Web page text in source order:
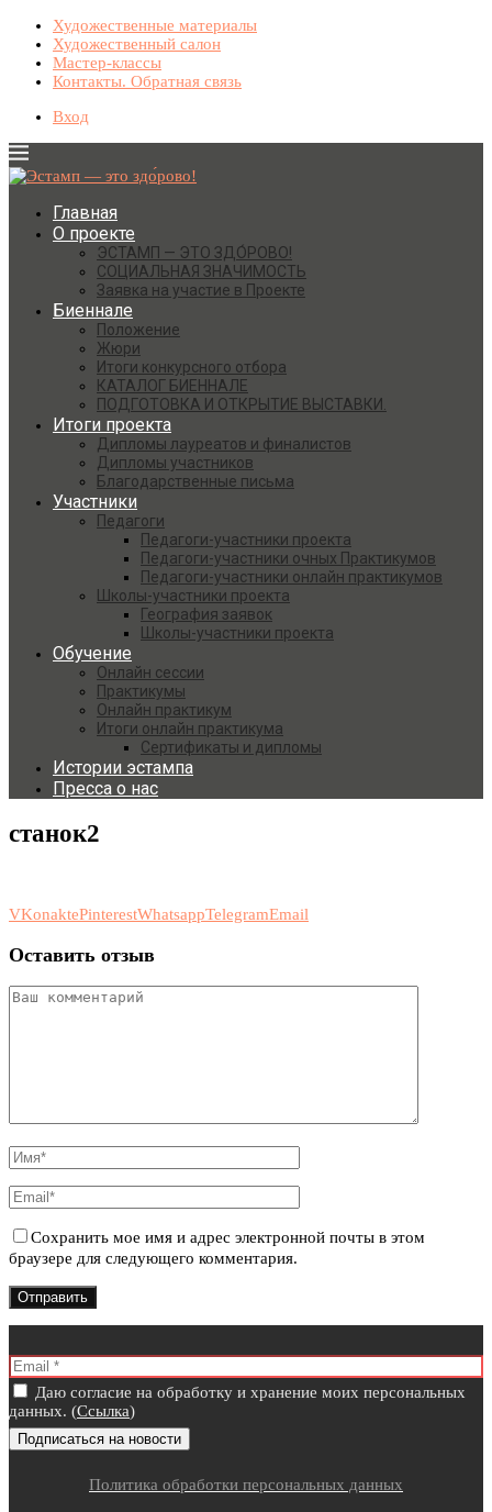
Художественные материалы
Художественный салон
Мастер-классы
Контакты. Обратная связь
Вход
Главная
О проекте
ЭСТАМП — ЭТО ЗДО́РОВО!
СОЦИАЛЬНАЯ ЗНАЧИМОСТЬ
Заявка на участие в Проекте
Биеннале
Положение
Жюри
Итоги конкурсного отбора
КАТАЛОГ БИЕННАЛЕ
ПОДГОТОВКА И ОТКРЫТИЕ ВЫСТАВКИ.
Итоги проекта
Дипломы лауреатов и финалистов
Дипломы участников
Благодарственные письма
Участники
Педагоги
Педагоги-участники проекта
Педагоги-участники очных Практикумов
Педагоги-участники онлайн практикумов
Школы-участники проекта
География заявок
Школы-участники проекта
Обучение
Онлайн сессии
Практикумы
Онлайн практикум
Итоги онлайн практикума
Сертификаты и дипломы
Истории эстампа
Пресса о нас
станок2
VKonaktePinterestWhatsappTelegramEmail
Оставить отзыв
Сохранить мое имя и адрес электронной почты в этом
браузере для следующего комментария.
Даю согласие на обработку и хранение моих персональных
данных. (Ссылка)
Политика обработки персональных данных